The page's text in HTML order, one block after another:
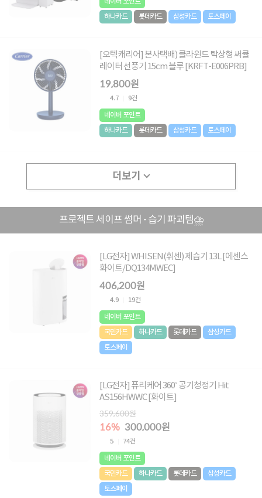
하나카드
롯데카드 삼성카드 토스페이
[오텍캐리어] 본사택배) 클라윈드 탁상형 써큘
레이터 선풍기 15cm 블루 [KRFT-E006PRB]
19,800원
4.7 9건
네이버 포인트
하나카드
롯데카드 삼성카드 토스페이
더보기
프로젝트 세이프 썸머 - 습기 파괴템⛈️
[LG전자] WHISEN(휘센) 제습기 13L [에센스
화이트/DQ134MWEC]
406,200원
4.9 19건
네이버 포인트
국민카드
하나카드 롯데카드
삼성카드
토스페이
[LG전자] 퓨리케어 360˚ 공기청정기 Hit
AS156HWWC [화이트]
359,600원
16% 300,000원
5 74건
네이버 포인트
국민카드
하나카드 롯데카드
삼성카드
토스페이